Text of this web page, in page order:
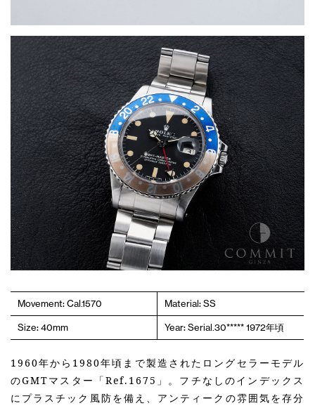
Movement: Cal.1570 Material: SS
Size: 40mm Year: Serial.30***** 1972年頃
1960年から1980年頃まで製造されたロングセラーモデル
のGMTマスター「Ref.1675」。フチなしのインデックス
にプラスチック風防を備え、アンティークの雰囲気を存分